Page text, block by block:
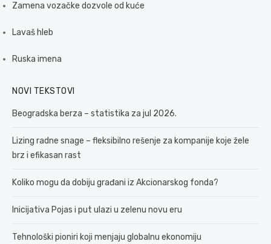
Zamena vozačke dozvole od kuće
Lavaš hleb
Ruska imena
NOVI TEKSTOVI
Beogradska berza – statistika za jul 2026.
Lizing radne snage – fleksibilno rešenje za kompanije koje žele
brz i efikasan rast
Koliko mogu da dobiju građani iz Akcionarskog fonda?
Inicijativa Pojas i put ulazi u zelenu novu eru
Tehnološki pioniri koji menjaju globalnu ekonomiju